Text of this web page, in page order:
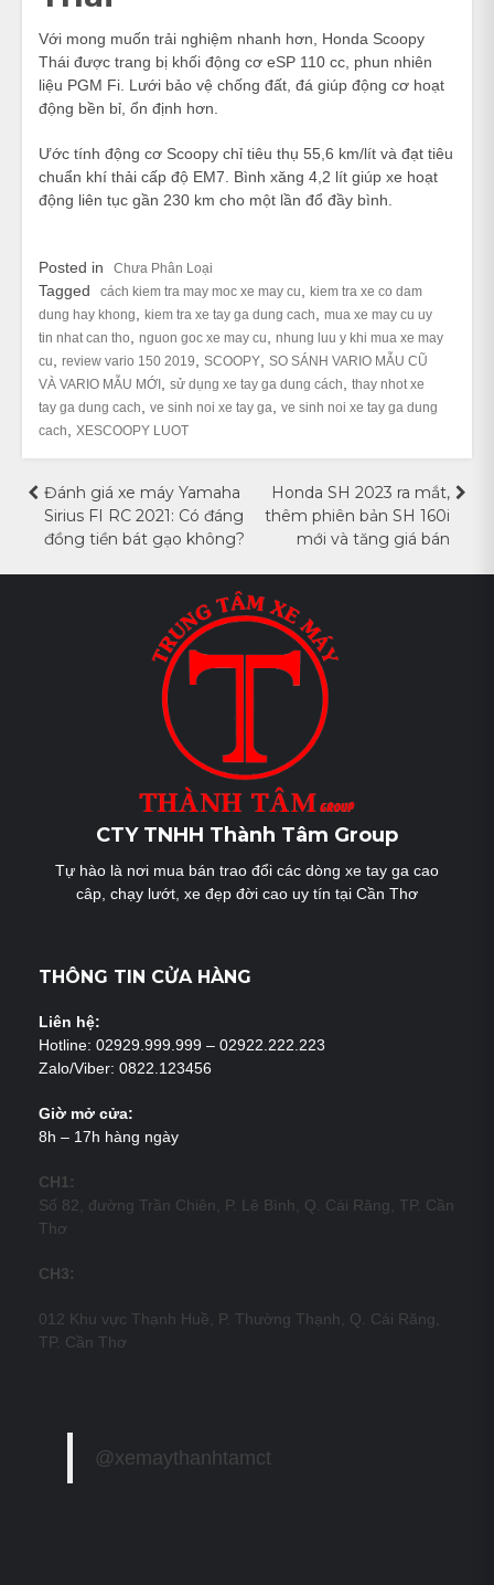
Với mong muốn trải nghiệm nhanh hơn, Honda Scoopy
Thái được trang bị khối động cơ eSP 110 cc, phun nhiên
liệu PGM Fi. Lưới bảo vệ chống đất, đá giúp động cơ hoạt
động bền bỉ, ổn định hơn.
Ước tính động cơ Scoopy chỉ tiêu thụ 55,6 km/lít và đạt tiêu
chuẩn khí thải cấp độ EM7. Bình xăng 4,2 lít giúp xe hoạt
động liên tục gần 230 km cho một lần đổ đầy bình.
Posted in Chưa Phân Loại
Tagged cách kiem tra may moc xe may cu
kiem tra xe co dam
dung hay khong
kiem tra xe tay ga dung cach
mua xe may cu uy
tin nhat can tho
nguon goc xe may cu
nhung luu y khi mua xe may
cu
review vario 150 2019 SCOOPY SO SÁNH VARIO MẪU CŨ
VÀ VARIO MẪU MỚI sử dụng xe tay ga dung cách
thay nhot xe
tay ga dung cach
ve sinh noi xe tay ga
ve sinh noi xe tay ga dung
cach
XESCOOPY LUOT
Điều
hướng
bài
Đánh giá xe máy Yamaha
Sirius FI RC 2021: Có đáng
đồng tiền bát gạo không?
Honda SH 2023 ra mắt,
thêm phiên bản SH 160i
mới và tăng giá bán
CTY TNHH Thành Tâm Group
Tự hào là nơi mua bán trao đổi các dòng xe tay ga cao
câp, chạy lướt, xe đẹp đời cao uy tín tại Cần Thơ
THÔNG TIN CỬA HÀNG
Liên hệ:
Hotline: 02929.999.999 – 02922.222.223
Zalo/Viber: 0822.123456
Giờ mở cửa:
8h – 17h hàng ngày
CH1:
Số 82, đường Trần Chiên, P. Lê Bình, Q. Cái Răng, TP. Cần
Thơ
CH3:
012 Khu vực Thạnh Huề, P. Thường Thạnh, Q. Cái Răng,
TP. Cần Thơ
@xemaythanhtamct